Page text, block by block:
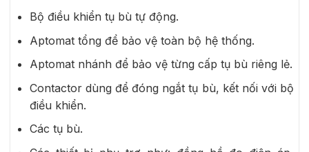
Bộ điều khiển tụ bù tự động.
Aptomat tổng để bảo vệ toàn bộ hệ thống.
Aptomat nhánh để bảo vệ từng cấp tụ bù riêng lẻ.
Contactor dùng để đóng ngắt tụ bù, kết nối với bộ
điều khiển.
Các tụ bù.